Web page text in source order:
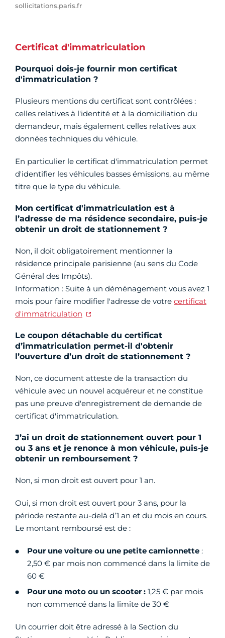
sollicitations.paris.fr
Certificat d'immatriculation
Pourquoi dois-je fournir mon certificat
d'immatriculation ?
Plusieurs mentions du certificat sont contrôlées :
celles relatives à l'identité et à la domiciliation du
demandeur, mais également celles relatives aux
données techniques du véhicule.
En particulier le certificat d'immatriculation permet
d'identifier les véhicules basses émissions, au même
titre que le type du véhicule.
Mon certificat d'immatriculation est à
l’adresse de ma résidence secondaire, puis-je
obtenir un droit de stationnement ?
Non, il doit obligatoirement mentionner la
résidence principale parisienne (au sens du Code
Général des Impôts).
Information : Suite à un déménagement vous avez 1
mois pour faire modifier l'adresse de votre certificat
d'immatriculation
Le coupon détachable du certificat
d’immatriculation permet-il d'obtenir
l’ouverture d’un droit de stationnement ?
Non, ce document atteste de la transaction du
véhicule avec un nouvel acquéreur et ne constitue
pas une preuve d'enregistrement de demande de
certificat d'immatriculation.
J’ai un droit de stationnement ouvert pour 1
ou 3 ans et je renonce à mon véhicule, puis-je
obtenir un remboursement ?
Non, si mon droit est ouvert pour 1 an.
Oui, si mon droit est ouvert pour 3 ans, pour la
période restante au-delà d’1 an et du mois en cours.
Le montant remboursé est de :
Pour une voiture ou une petite camionnette :
2,50 € par mois non commencé dans la limite de
60 €
Pour une moto ou un scooter : 1,25 € par mois
non commencé dans la limite de 30 €
Un courrier doit être adressé à la Section du